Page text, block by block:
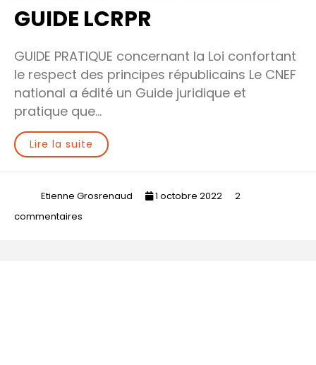
GUIDE LCRPR
GUIDE PRATIQUE concernant la Loi confortant
le respect des principes républicains Le CNEF
national a édité un Guide juridique et
pratique que…
Lire la suite
Etienne Grosrenaud 1 octobre 2022
2
commentaires